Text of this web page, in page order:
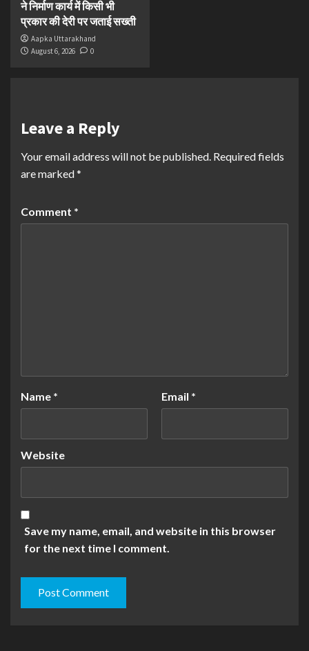
ने निर्माण कार्य में किसी भी
प्रकार की देरी पर जताई सख्ती
Aapka Uttarakhand
August 6, 2026
0
Leave a Reply
Your email address will not be published. Required fields
are marked*
Comment *
Name * Email *
Website
Save my name, email, and website in this browser
for the next time I comment.